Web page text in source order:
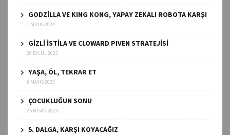
GODZİLLA VE KING KONG, YAPAY ZEKALI ROBOTA KARŞI
1 MAYIS 2024
GİZLİ İSTİLA VE CLOWARD PIVEN STRATEJİSİ
29 EYLÜL 2023
YAŞA, ÖL, TEKRAR ET
9 MAYIS 2023
ÇOCUKLUĞUN SONU
25 NISAN 2023
5. DALGA, KARŞI KOYACAĞIZ